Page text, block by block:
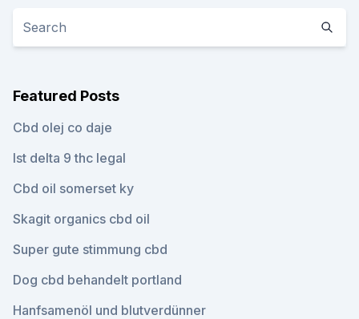
Featured Posts
Cbd olej co daje
Ist delta 9 thc legal
Cbd oil somerset ky
Skagit organics cbd oil
Super gute stimmung cbd
Dog cbd behandelt portland
Hanfsamenöl und blutverdünner